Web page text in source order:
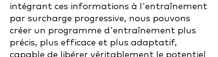
intégrant ces informations à l'entraînement
par surcharge progressive, nous pouvons
créer un programme d'entraînement plus
précis, plus efficace et plus adaptatif,
capable de libérer véritablement le potentiel